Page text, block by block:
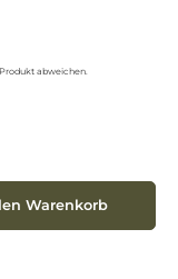
abweichen.
die Schaltflächen um
Warenkorb